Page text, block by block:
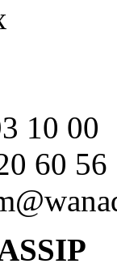
10 00
60 56